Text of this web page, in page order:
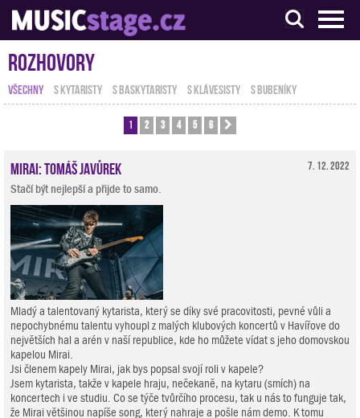
S muzikanty pro muzikanty
Rozhovory
VŠECHNY S KYTARISTY S BASKYTARISTY S KLÁVESISTY S BUBENÍKY
1 2 3 4 5 6
7. 12. 2022
Mirai: Tomáš Javůrek
Stačí být nejlepší a přijde to samo.
Mladý a talentovaný kytarista, který se díky své pracovitosti, pevné vůli a
nepochybnému talentu vyhoupl z malých klubových koncertů v Havířove do
největších hal a arén v naší republice, kde ho můžete vídat s jeho domovskou
kapelou Mirai.
Jsi členem kapely Mirai, jak bys popsal svojí roli v kapele?
Jsem kytarista, takže v kapele hraju, nečekaně, na kytaru (smích) na
koncertech i ve studiu. Co se týče tvůrčího procesu, tak u nás to funguje tak,
že Mirai většinou napíše song, který nahraje a pošle nám demo. K tomu